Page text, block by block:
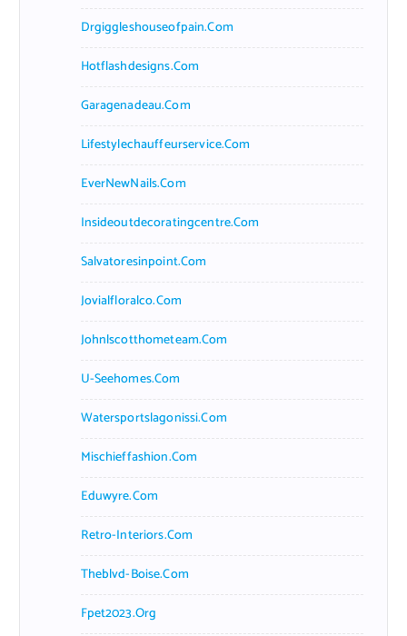
Drgiggleshouseofpain.com
Hotflashdesigns.com
Garagenadeau.com
Lifestylechauffeurservice.com
EverNewNails.com
Insideoutdecoratingcentre.com
Salvatoresinpoint.com
Jovialfloralco.com
Johnlscotthometeam.com
U-Seehomes.com
Watersportslagonissi.com
Mischieffashion.com
Eduwyre.com
Retro-Interiors.com
Theblvd-Boise.com
Fpet2023.org